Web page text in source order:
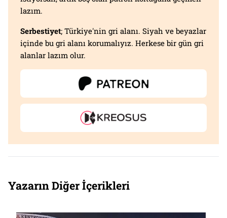
lazım.
Serbestiyet; Türkiye'nin gri alanı. Siyah ve beyazlar
içinde bu gri alanı korumalıyız. Herkese bir gün gri
alanlar lazım olur.
Yazarın Diğer İçerikleri